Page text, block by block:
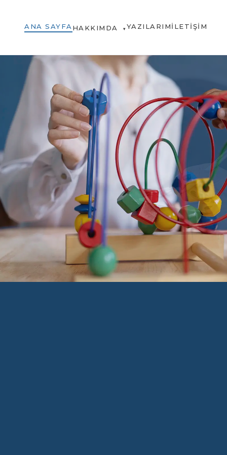
ANA SAYFA HAKKIMDA ▾YAZILARIMİLETIŞIM